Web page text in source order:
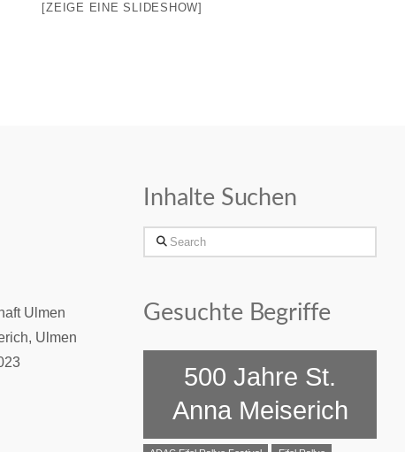
[ZEIGE EINE SLIDESHOW]
Ulmen
Ulmen
Inhalte Suchen
Search
Gesuchte Begriffe
500 Jahre St.
Anna Meiserich